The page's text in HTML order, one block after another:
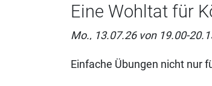
Eine Wohltat für
Mo., 13.07.26 von 19.00-
Einfache Übungen nicht nur